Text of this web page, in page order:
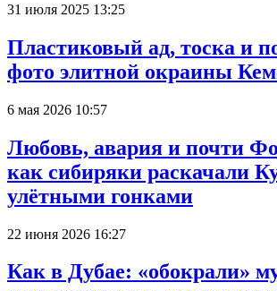
31 июля 2025 13:25
Пластиковый ад, тоска и
фото элитной окраины
6 мая 2026 10:57
Любовь, авария и почти
как сибиряки раскачали
улётными гонками
22 июня 2026 16:27
Как в Дубае: «обокрали»